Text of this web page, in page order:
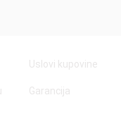
Uslovi kupovine
Garancija